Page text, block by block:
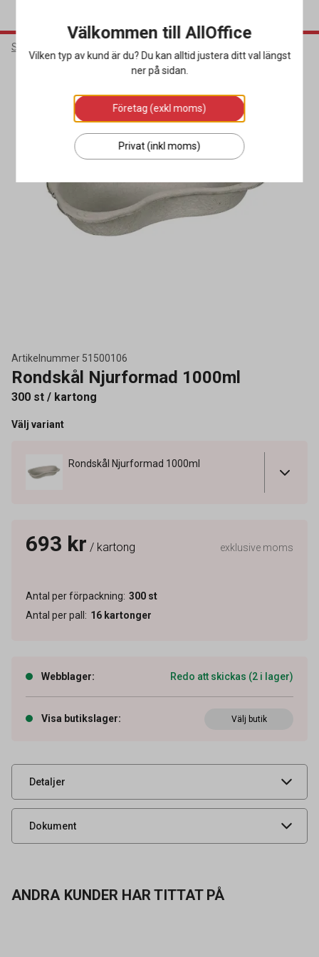
Städ & Hygien
Artikelnummer 51500106
Rondskål Njurformad 1000ml
300 st / kartong
Välj variant
Rondskål Njurformad 1000ml
693 kr / kartong exklusive moms
Antal per förpackning: 300 st
Antal per pall : 16 kartonger
Webblager: Redo att skickas (2 i lager)
Visa butikslager: Välj butik
Detaljer
Artikelnummer 51500106
UNSPSC 42172001
Dokument
Produktdatablad
ANDRA KUNDER HAR TITTAT PÅ
Välkommen till AllOffice
Vilken typ av kund är du? Du kan alltid justera ditt val längst
ner på sidan.
Företag (exkl moms)
Privat (inkl moms)